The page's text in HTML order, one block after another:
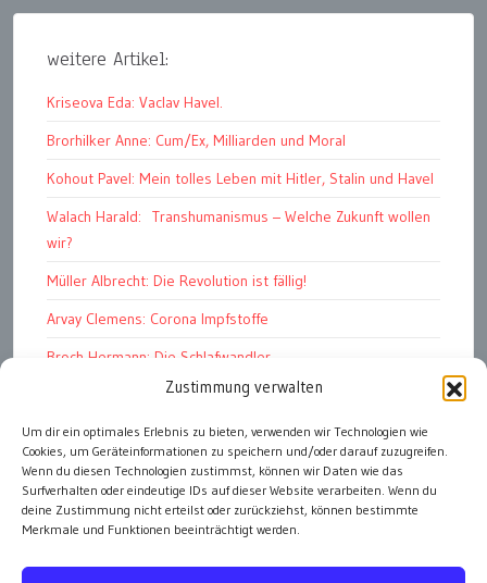
Zustimmung verwalten
Um dir ein optimales Erlebnis zu bieten, verwenden wir Technologien wie
Cookies, um Geräteinformationen zu speichern und/oder darauf zuzugreifen.
Wenn du diesen Technologien zustimmst, können wir Daten wie das
Surfverhalten oder eindeutige IDs auf dieser Website verarbeiten. Wenn du
deine Zustimmung nicht erteilst oder zurückziehst, können bestimmte
Merkmale und Funktionen beeinträchtigt werden.
weitere Artikel:
Kriseova Eda: Vaclav Havel.
Brorhilker Anne: Cum/Ex, Milliarden und Moral
Kohout Pavel: Mein tolles Leben mit Hitler, Stalin und Havel
Walach Harald: Transhumanismus – Welche Zukunft wollen
wir?
Müller Albrecht: Die Revolution ist fällig!
Arvay Clemens: Corona Impfstoffe
Broch Hermann: Die Schlafwandler
Kohout Pavel: Ende der Großen Ferien
Bonelli Raphael: Kopflos
Luczak Andreas: Deutschlands Energiewende